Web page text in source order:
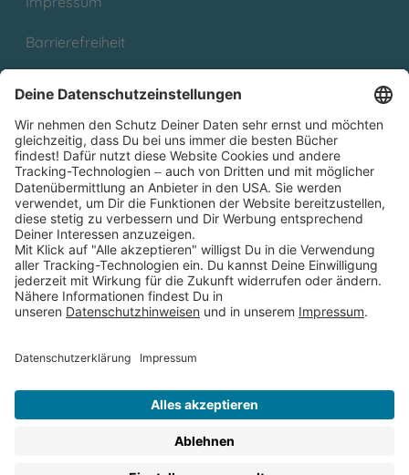
Barrierefreiheit
Partnerprogramm (Affiliate)
Folge uns auf
* Versandkostenfrei ab 9,00 € Bestellwert innerhalb
Deutschlands
** Lieferzeit 1-3 Werktage innerhalb Deutschlands
Thienemann-Esslinger Verlag GmbH, Blumenstraße 36, D-70182